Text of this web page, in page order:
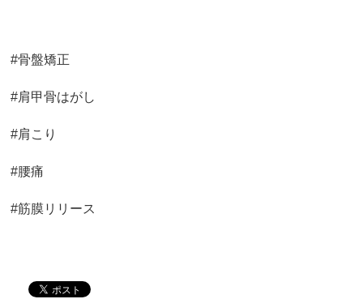
#骨盤矯正
#肩甲骨はがし
#肩こり
#腰痛
#筋膜リリース